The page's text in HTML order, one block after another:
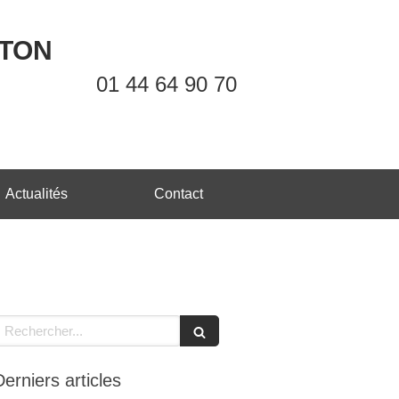
01 44 64 90 70
Actualités Contact
Rechercher
articles